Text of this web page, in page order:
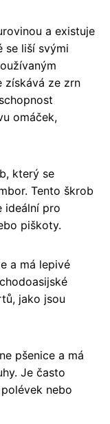
a existuje
se liší svými
získává ze zrn
omáček,
který se
Tento škrob
ideální pro
piškoty.
a má lepivé
jako jsou
pšenice a má
Je často
nebo